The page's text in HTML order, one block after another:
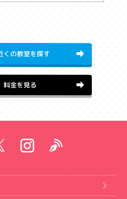
くの教室を探す
料金を見る